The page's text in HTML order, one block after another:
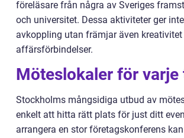
föreläsare från några av Sveriges
och universitet. Dessa aktiviteter ger
avkoppling utan främjar även kreativitet
affärsförbindelser.
Möteslokaler för
Stockholms mångsidiga utbud av
enkelt att hitta rätt plats för just ditt
arrangera en stor företagskonferens